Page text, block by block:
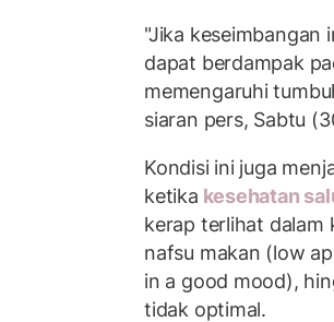
"Jika keseimbangan
dapat berdampak
memengaruhi
siaran pers, Sabtu
Kondisi ini juga
ketika kesehatan
kerap terlihat dalam
nafsu makan (low
in a good mood),
tidak optimal.